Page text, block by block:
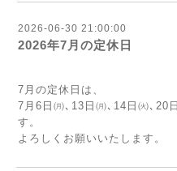
2026-06-30 21:00:00
2026年7月の定休日
7月の定休日は、
7月6日㈪､13日㈪､14日㈫､20
す。
よろしくお願いいたします。